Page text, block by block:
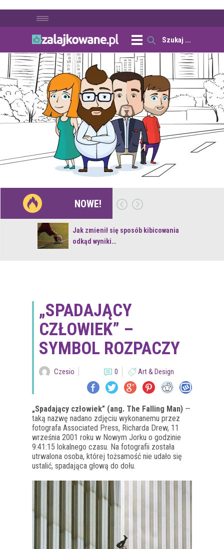
NOWE!
Jak zmienił się sposób kibicowania
odkąd wyniki…
„SPADAJĄCY
CZŁOWIEK” –
SYMBOL ROZPACZY
Czesio 0 Art & Design
„Spadający człowiek” (ang. The Falling Man) —
taką nazwę nadano zdjęciu wykonanemu przez
fotografa Associated Press, Richarda Drew, 11
września 2001 roku w Nowym Jorku o godzinie
9:41:15 lokalnego czasu. Na fotografii została
utrwalona osoba, której tożsamość nie udało się
ustalić, spadająca głową do dołu.